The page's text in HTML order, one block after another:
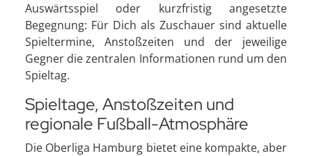
Auswärtsspiel oder kurzfristig angesetzte
Begegnung: Für Dich als Zuschauer sind aktuelle
Spieltermine, Anstoßzeiten und der jeweilige
Gegner die zentralen Informationen rund um den
Spieltag.
Spieltage, Anstoßzeiten und
regionale Fußball-Atmosphäre
Die Oberliga Hamburg bietet eine kompakte, aber